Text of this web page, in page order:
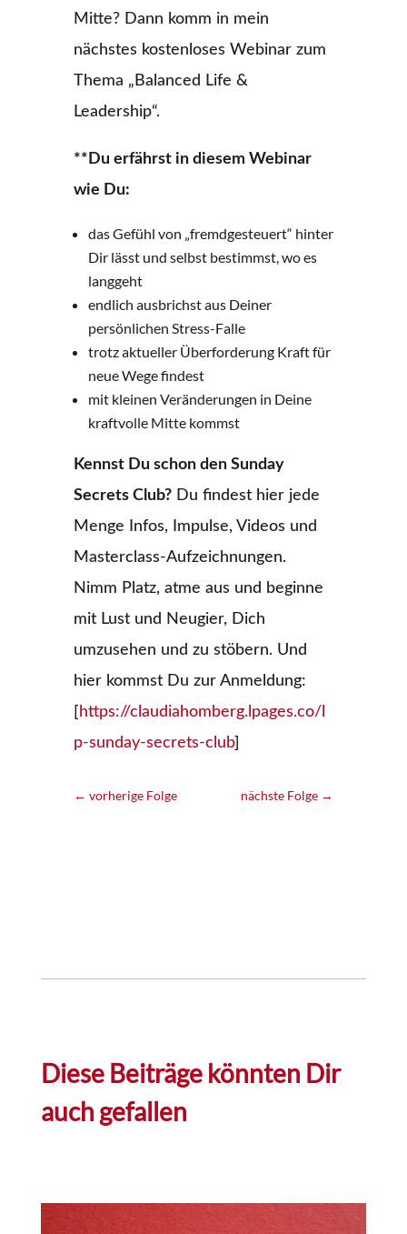
Mitte? Dann komm in mein
nächstes kostenloses Webinar zum
Thema „Balanced Life &
Leadership“.
**Du erfährst in diesem Webinar
wie Du:
das Gefühl von „fremdgesteuert“ hinter
Dir lässt und selbst bestimmst, wo es
langgeht
endlich ausbrichst aus Deiner
persönlichen Stress-Falle
trotz aktueller Überforderung Kraft für
neue Wege findest
mit kleinen Veränderungen in Deine
kraftvolle Mitte kommst
Kennst Du schon den Sunday
Secrets Club?Du findest hier jede
Menge Infos, Impulse, Videos und
Masterclass-Aufzeichnungen.
Nimm Platz, atme aus und beginne
mit Lust und Neugier, Dich
umzusehen und zu stöbern. Und
hier kommst Du zur Anmeldung:
[ https://claudiahomberg.lpages.co/l
p-sunday-secrets-club]
← vorherige Folge nächste Folge →
Diese Beiträge könnten Dir
auch gefallen